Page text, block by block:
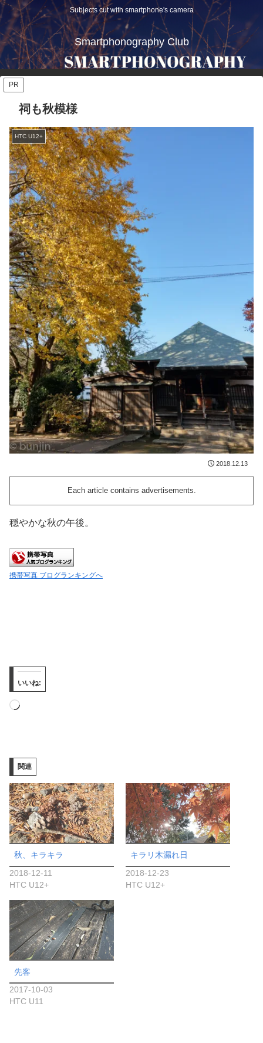
Subjects cut with smartphone's camera
Smartphonography Club
PR
祠も秋模様
HTC U12+
2018.12.13
Each article contains advertisements.
穏やかな秋の午後。
携帯写真 ブログランキングへ
いいね:
読
み
中…
関連
秋、キラキラ
2018-12-11
HTC U12+
キラリ木漏れ日
2018-12-23
HTC U12+
先客
2017-10-03
HTC U11